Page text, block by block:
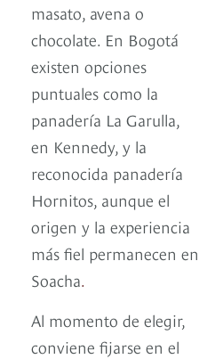
masato, avena o
chocolate. En Bogotá
existen opciones
puntuales como la
panadería La Garulla,
en Kennedy, y la
reconocida panadería
Hornitos, aunque el
origen y la experiencia
más fiel permanecen en
Soacha.
Al momento de elegir,
conviene fijarse en el